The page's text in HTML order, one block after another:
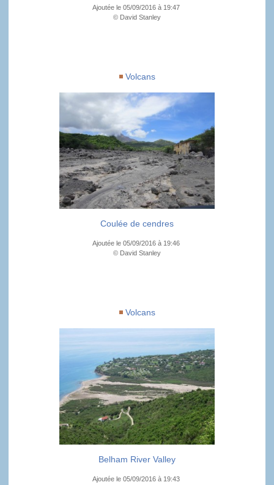
Ajoutée le 05/09/2016 à 19:47
© David Stanley
Volcans
Coulée de cendres
Ajoutée le 05/09/2016 à 19:46
© David Stanley
Volcans
Belham River Valley
Ajoutée le 05/09/2016 à 19:43